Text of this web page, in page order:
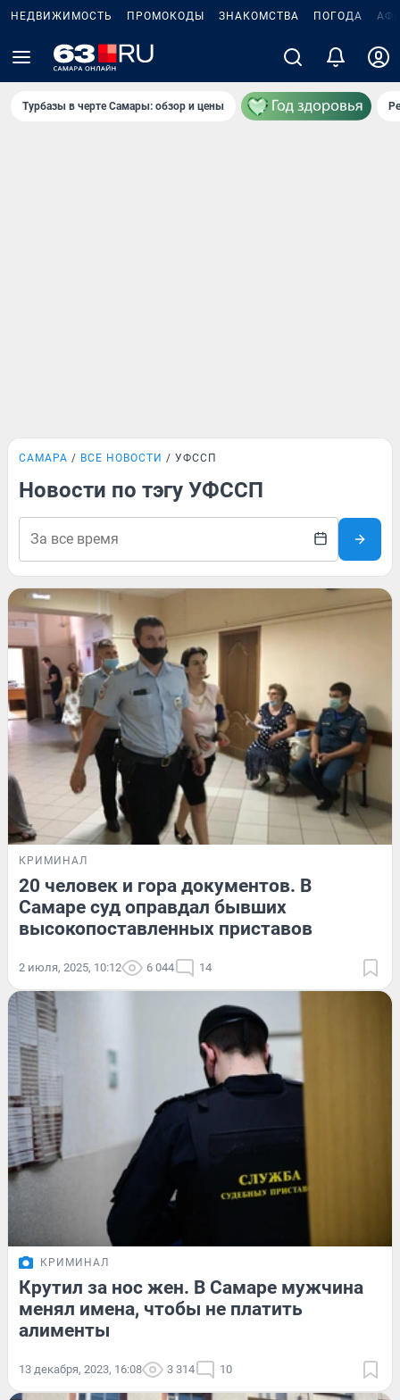
НЕДВИЖИМОСТЬ ПРОМОКОДЫ ЗНАКОМСТВА ПОГОДА
Турбазы в черте Самары: обзор и цены
САМАРА ВСЕ НОВОСТИ УФССП
Новости по тэгу УФССП
КРИМИНАЛ
20 человек и гора документов. В
Самаре суд оправдал бывших
высокопоставленных приставов
2 июля, 2025, 10:12 6 044 14
КРИМИНАЛ
Крутил за нос жен. В Самаре мужчина
менял имена, чтобы не платить
алименты
13 декабря, 2023, 16:08 3 314 10